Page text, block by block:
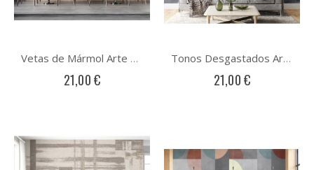
Vetas de Mármol Arte Abstracto
21,00 €
Tonos Desgastados Arte Abstracto
21,00 €